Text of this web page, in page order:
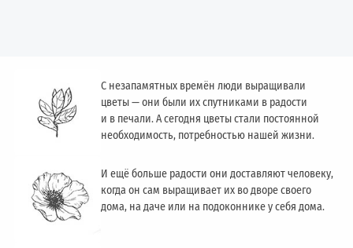
С незапамятных времён люди выращивали
цветы — они были их спутниками в радости
и в печали. А сегодня цветы стали постоянной
необходимость, потребностью нашей жизни.
И ещё больше радости они доставляют человеку,
когда он сам выращивает их во дворе своего
дома, на даче или на подоконнике у себя дома.